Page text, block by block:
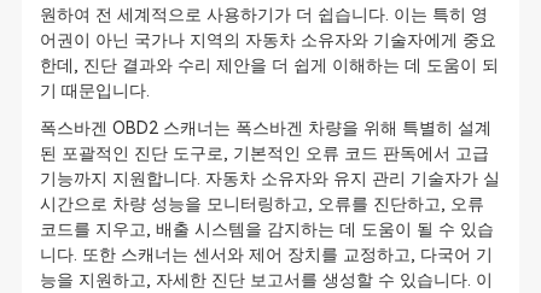
원하여 전 세계적으로 사용하기가 더 쉽습니다. 이는 특히 영
어권이 아닌 국가나 지역의 자동차 소유자와 기술자에게 중요
한데, 진단 결과와 수리 제안을 더 쉽게 이해하는 데 도움이 되
기 때문입니다.
폭스바겐 OBD2 스캐너는 폭스바겐 차량을 위해 특별히 설계
된 포괄적인 진단 도구로, 기본적인 오류 코드 판독에서 고급
기능까지 지원합니다. 자동차 소유자와 유지 관리 기술자가 실
시간으로 차량 성능을 모니터링하고, 오류를 진단하고, 오류
코드를 지우고, 배출 시스템을 감지하는 데 도움이 될 수 있습
니다. 또한 스캐너는 센서와 제어 장치를 교정하고, 다국어 기
능을 지원하고, 자세한 진단 보고서를 생성할 수 있습니다. 이